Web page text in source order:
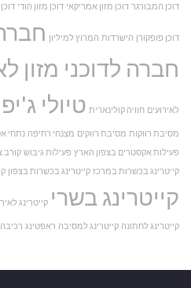
דוכן המבורגר דוכן מזון אמריקאי דוכן מזון הודי
דוכן פופקורן הישרדות המרוץ למיליון
חברה לדוכני מזון
לאירועים חוויה קולינארית טיולי
מסיבת רווקות מסיבת רווקים מצנחי רחיפה נתחי
פעילות אקסטרים בצפון הארץ פעילות גיבוש קורב
קייטרינג בכשרות במרכז קייטרינג בכשרות בצפון
קייטרינג בשרי קייטרינג
קייטרינג לחתונה קייטרינג למסיבה ראפטינג